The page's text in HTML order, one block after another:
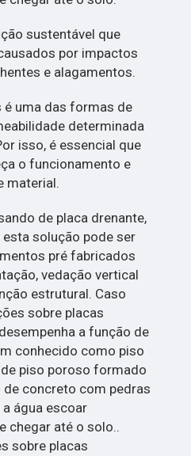
sustentável que
por impactos
e alagamentos.
é uma das formas de
determinada
isso, é essencial que
o funcionamento e
material.
de placa drenante,
solução pode ser
pré fabricados
vedação vertical
estrutural. Caso
sobre placas
a função de
conhecido como piso
piso poroso formado
concreto com pedras
a água escoar
chegar até o solo..
sobre placas